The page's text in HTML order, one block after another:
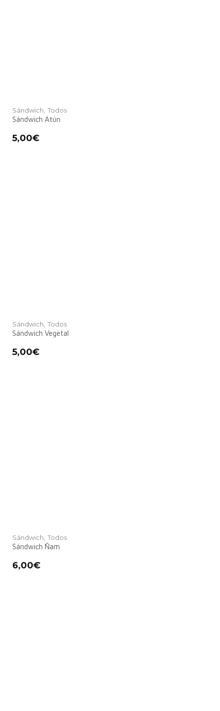
Sándwich, Todos
Sándwich Atún
5,00€
Sándwich, Todos
Sándwich Vegetal
5,00€
Sándwich, Todos
Sándwich Ñam
6,00€